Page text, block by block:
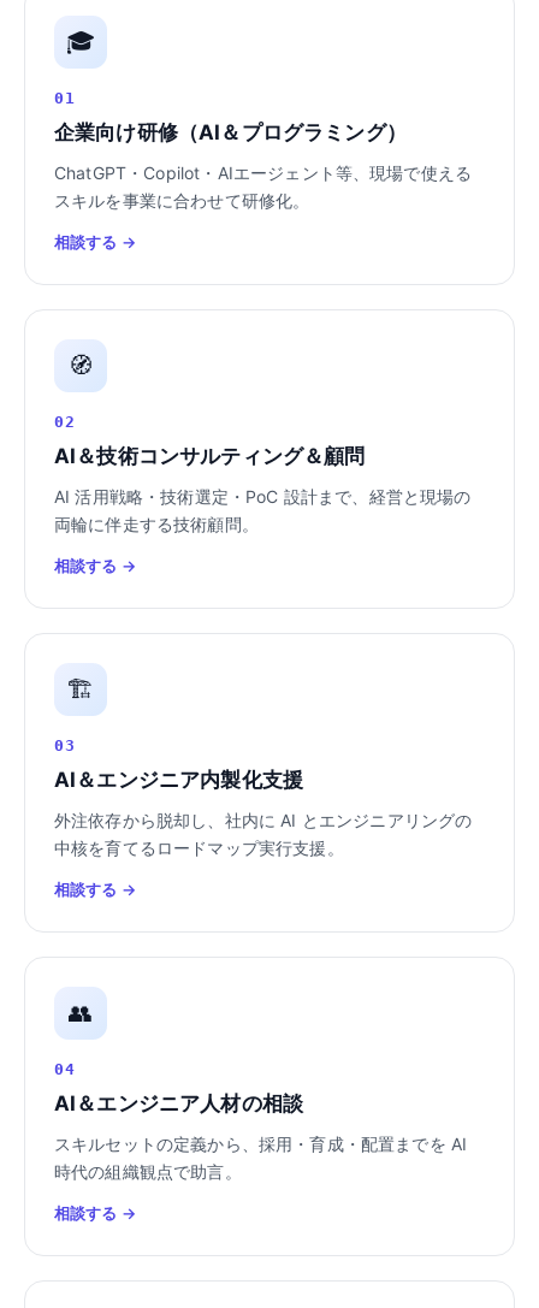
🎓
01
企業向け研修（AI＆プログラミング）
ChatGPT・Copilot・AIエージェント等、現場で使える
スキルを事業に合わせて研修化。
相談する →
🧭
02
AI＆技術コンサルティング＆顧問
AI 活用戦略・技術選定・PoC 設計まで、経営と現場の
両輪に伴走する技術顧問。
相談する →
🏗️
03
AI＆エンジニア内製化支援
外注依存から脱却し、社内に AI とエンジニアリングの
中核を育てるロードマップ実行支援。
相談する →
👥
04
AI＆エンジニア人材の相談
スキルセットの定義から、採用・育成・配置までを AI
時代の組織観点で助言。
相談する →